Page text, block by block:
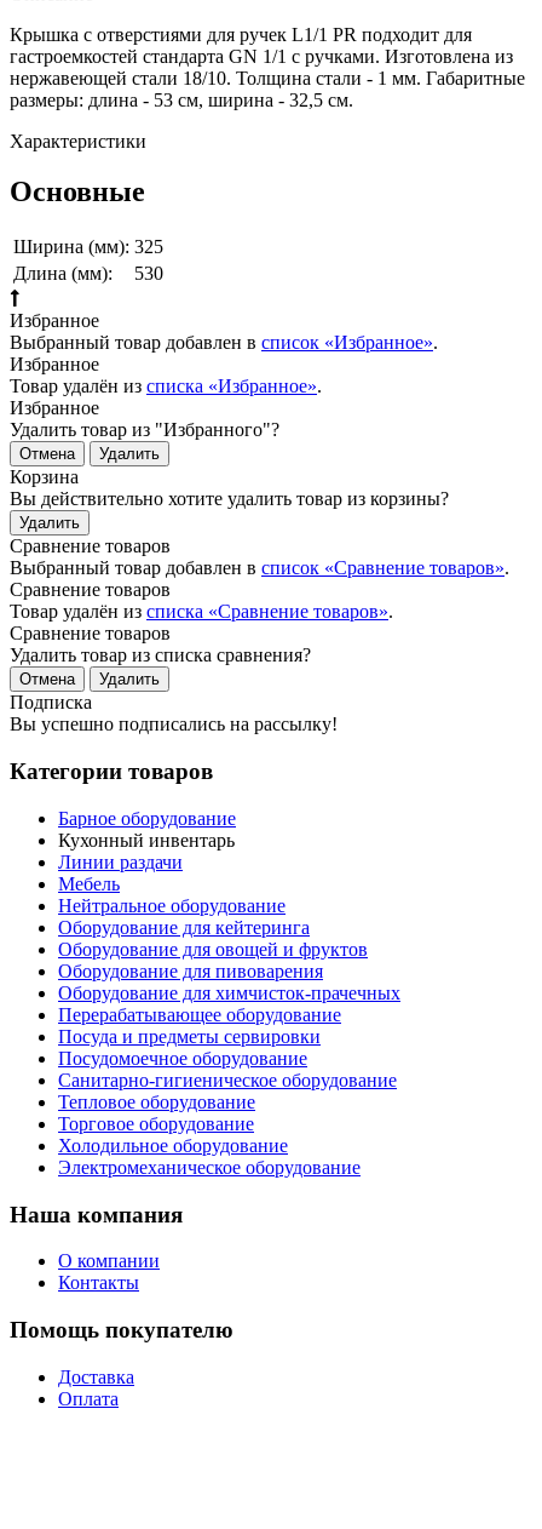
Крышка с отверстиями для ручек L1/1 PR подходит для
гастроемкостей стандарта GN 1/1 с ручками. Изготовлена из
нержавеющей стали 18/10. Толщина стали - 1 мм. Габаритные
размеры: длина - 53 см, ширина - 32,5 см.
Характеристики
Основные
Ширина (мм): 325
Длина (мм):
530
Избранное
Выбранный товар добавлен в список «Избранное».
Избранное
Товар удалён из списка «Избранное».
Избранное
Удалить товар из "Избранного"?
Отмена Удалить
Корзина
Вы действительно хотите удалить товар из корзины?
Удалить
Сравнение товаров
Выбранный товар добавлен в список «Сравнение товаров».
Сравнение товаров
Товар удалён из списка «Сравнение товаров».
Сравнение товаров
Удалить товар из списка сравнения?
Отмена Удалить
Подписка
Вы успешно подписались на рассылку!
Категории товаров
Барное оборудование
Кухонный инвентарь
Линии раздачи
Мебель
Нейтральное оборудование
Оборудование для кейтеринга
Оборудование для овощей и фруктов
Оборудование для пивоварения
Оборудование для химчисток-прачечных
Перерабатывающее оборудование
Посуда и предметы сервировки
Посудомоечное оборудование
Санитарно-гигиеническое оборудование
Тепловое оборудование
Торговое оборудование
Холодильное оборудование
Электромеханическое оборудование
Наша компания
О компании
Контакты
Помощь покупателю
Доставка
Оплата